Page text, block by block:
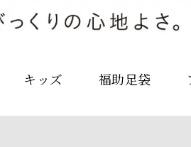
キッズ 福助足袋